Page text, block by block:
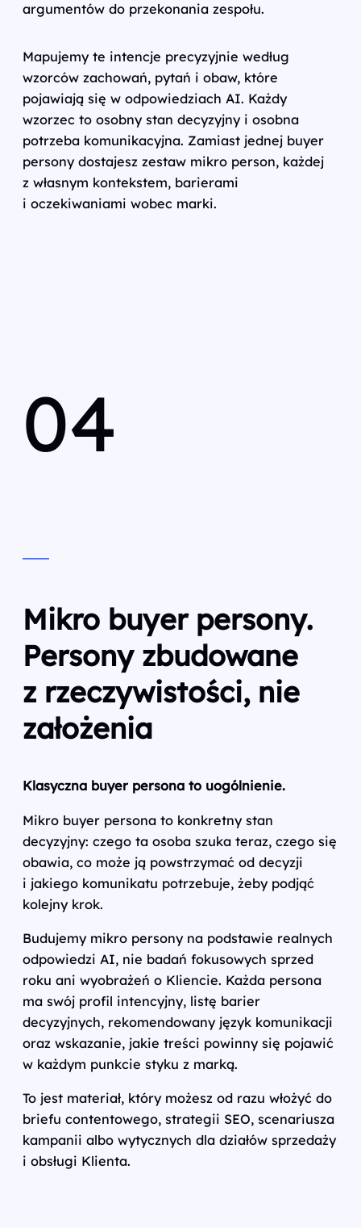
argumentów do przekonania zespołu.
Mapujemy te intencje precyzyjnie według
wzorców zachowań, pytań i obaw, które
pojawiają się w odpowiedziach AI. Każdy
wzorzec to osobny stan decyzyjny i osobna
potrzeba komunikacyjna. Zamiast jednej buyer
persony dostajesz zestaw mikro person, każdej
z własnym kontekstem, barierami
i oczekiwaniami wobec marki.
04
Mikro buyer persony.
Persony zbudowane
z rzeczywistości, nie
założenia
Klasyczna buyer persona to uogólnienie.
Mikro buyer persona to konkretny stan
decyzyjny: czego ta osoba szuka teraz, czego się
obawia, co może ją powstrzymać od decyzji
i jakiego komunikatu potrzebuje, żeby podjąć
kolejny krok.
Budujemy mikro persony na podstawie realnych
odpowiedzi AI, nie badań fokusowych sprzed
roku ani wyobrażeń o Kliencie. Każda persona
ma swój profil intencyjny, listę barier
decyzyjnych, rekomendowany język komunikacji
oraz wskazanie, jakie treści powinny się pojawić
w każdym punkcie styku z marką.
To jest materiał, który możesz od razu włożyć do
briefu contentowego, strategii SEO, scenariusza
kampanii albo wytycznych dla działów sprzedaży
i obsługi Klienta.